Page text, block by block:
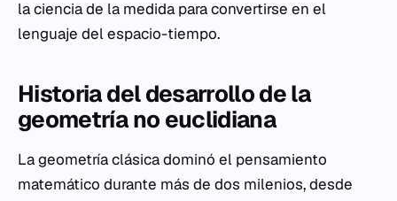
la ciencia de la medida para convertirse en el
lenguaje del espacio-tiempo.
Historia del desarrollo de la
geometría no euclidiana
La geometría clásica dominó el pensamiento
matemático durante más de dos milenios, desde